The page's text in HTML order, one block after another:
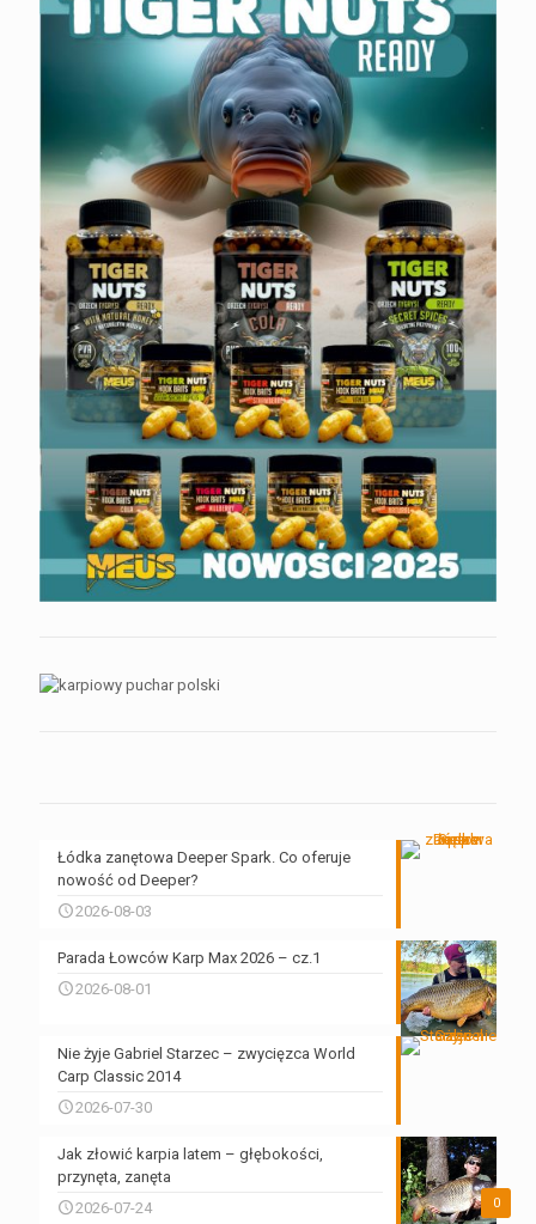
Łódka zanętowa Deeper Spark. Co oferuje
nowość od Deeper?
2026-08-03
Parada Łowców Karp Max 2026 – cz.1
2026-08-01
Nie żyje Gabriel Starzec – zwycięzca World
Carp Classic 2014
2026-07-30
0
Jak złowić karpia latem – głębokości,
przynęta, zanęta
2026-07-24